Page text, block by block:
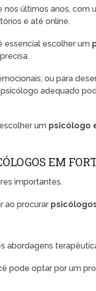
últimos anos, com
e até online.
essencial escolher um
ou para
adequado
um psicólogo
EM
importantes.
ao procurar
abordagens
pode optar por um